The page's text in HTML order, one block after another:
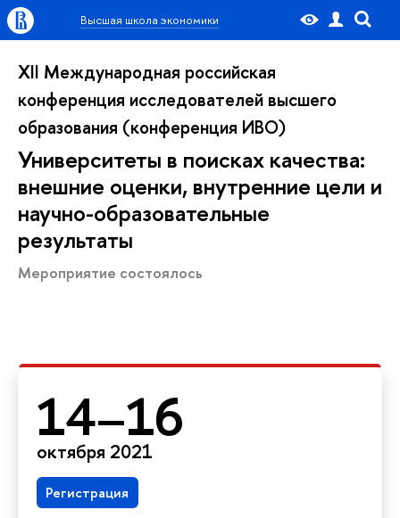
Высшая школа экономики
XII Международная российская
конференция исследователей высшего
образования (конференция ИВО)
Университеты в поисках качества:
внешние оценки, внутренние цели и
научно-образовательные
результаты
Мероприятие состоялось
14–16
октября 2021
Регистрация